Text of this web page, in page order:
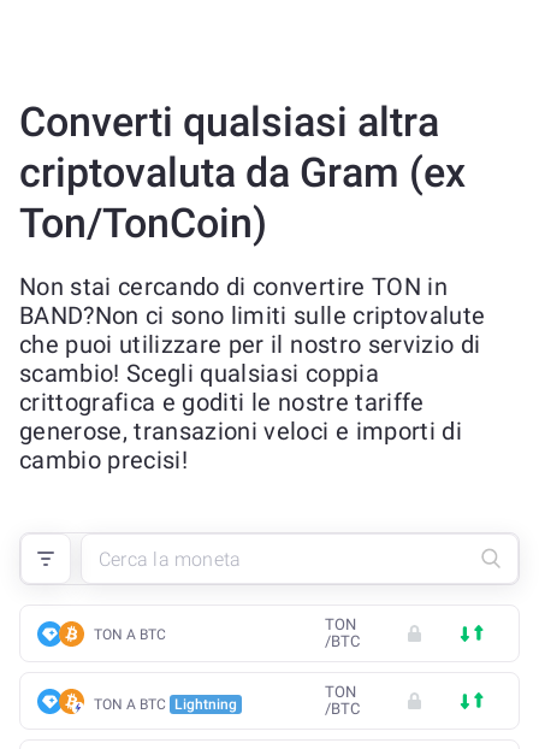
Converti qualsiasi altra
criptovaluta da Gram (ex
Ton/TonCoin)
Non stai cercando di convertire TON in
BAND?Non ci sono limiti sulle criptovalute
che puoi utilizzare per il nostro servizio di
scambio! Scegli qualsiasi coppia
crittografica e goditi le nostre tariffe
generose, transazioni veloci e importi di
cambio precisi!
TON A BTC
TON
/BTC
TON A BTC Lightning
TON
/BTC